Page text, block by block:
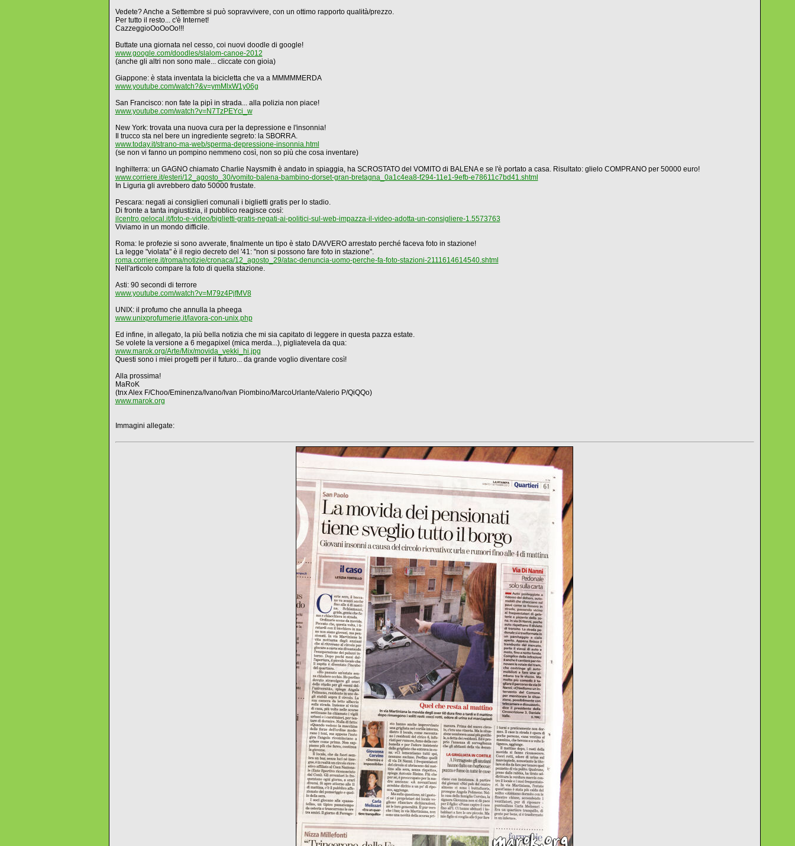
Vedete? Anche a Settembre si può sopravvivere, con un ottimo rapporto qualità/prezzo.
Per tutto il resto... c'è Internet!
CazzeggioOoOoOo!!!
Buttate una giornata nel cesso, coi nuovi doodle di google!
www.google.com/doodles/slalom-canoe-2012
(anche gli altri non sono male... cliccate con gioia)
Giappone: è stata inventata la bicicletta che va a MMMMMERDA
www.youtube.com/watch?&v=ymMlxW1y06g
San Francisco: non fate la pipì in strada... alla polizia non piace!
www.youtube.com/watch?v=N7TzPEYci_w
New York: trovata una nuova cura per la depressione e l'insonnia!
Il trucco sta nel bere un ingrediente segreto: la SBORRA.
www.today.it/strano-ma-web/sperma-depressione-insonnia.html
(se non vi fanno un pompino nemmeno così, non so più che cosa inventare)
Inghilterra: un GAGNO chiamato Charlie Naysmith è andato in spiaggia, ha SCROSTATO del VOMITO di BALENA e se l'è portato a casa. Risultato: glielo COMPRANO per 50000 euro!
www.corriere.it/esteri/12_agosto_30/vomito-balena-bambino-dorset-gran-bretagna_0a1c4ea8-f294-11e1-9efb-e78611c7bd41.shtml
In Liguria gli avrebbero dato 50000 frustate.
Pescara: negati ai consiglieri comunali i biglietti gratis per lo stadio.
Di fronte a tanta ingiustizia, il pubblico reagisce così:
ilcentro.gelocal.it/foto-e-video/biglietti-gratis-negati-ai-politici-sul-web-impazza-il-video-adotta-un-consigliere-1.5573763
Viviamo in un mondo difficile.
Roma: le profezie si sono avverate, finalmente un tipo è stato DAVVERO arrestato perché faceva foto in stazione!
La legge "violata" è il regio decreto del '41: "non si possono fare foto in stazione".
roma.corriere.it/roma/notizie/cronaca/12_agosto_29/atac-denuncia-uomo-perche-fa-foto-stazioni-2111614614540.shtml
Nell'articolo compare la foto di quella stazione.
Asti: 90 secondi di terrore
www.youtube.com/watch?v=M79z4PjfMV8
UNIX: il profumo che annulla la pheega
www.unixprofumerie.it/lavora-con-unix.php
Ed infine, in allegato, la più bella notizia che mi sia capitato di leggere in questa pazza estate.
Se volete la versione a 6 megapixel (mica merda...), pigliatevela da qua:
www.marok.org/Arte/Mix/movida_vekki_hi.jpg
Questi sono i miei progetti per il futuro... da grande voglio diventare così!
Alla prossima!
MaRoK
(tnx Alex F/Choo/Eminenza/Ivano/Ivan Piombino/MarcoUrlante/Valerio P/QiQQo)
www.marok.org
Immagini allegate: